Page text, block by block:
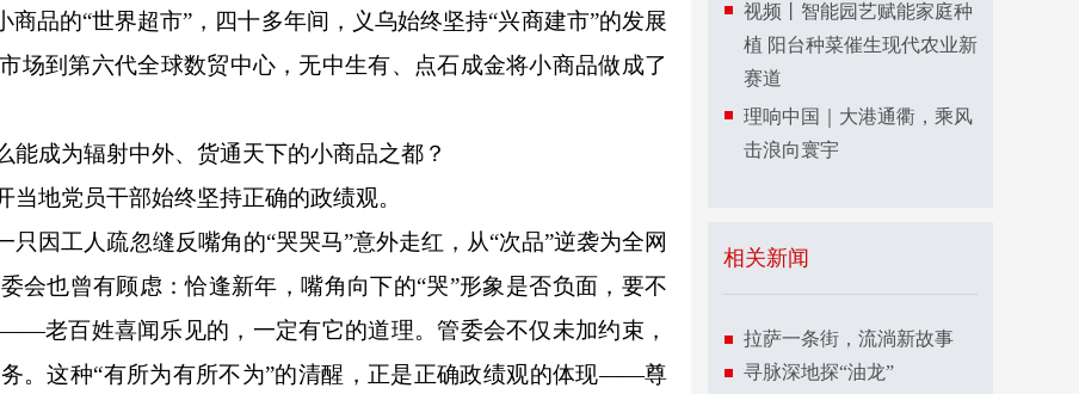
商品的“世界超市”，四十多年间，义乌始终坚持“兴商建市”的发展
场到第六代全球数贸中心，无中生有、点石成金将小商品做成了
成为辐射中外、货通天下的小商品之都？
地党员干部始终坚持正确的政绩观。
只因工人疏忽缝反嘴角的“哭哭马”意外走红，从“次品”逆袭为全网
会也曾有顾虑：恰逢新年，嘴角向下的“哭”形象是否负面，要不
老百姓喜闻乐见的，一定有它的道理。管委会不仅未加约束，
。这种“有所为有所不为”的清醒，正是正确政绩观的体现——尊
视频丨智能园艺赋能家庭种
植 阳台种菜催生现代农业新
赛道
理响中国｜大港通衢，乘风
击浪向寰宇
相关新闻
拉萨一条街，流淌新故事
寻脉深地探“油龙”